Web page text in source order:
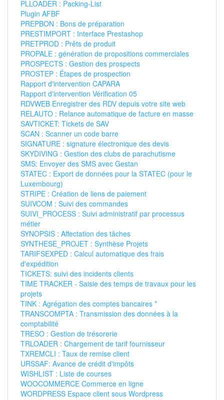
PLLOADER : Packing-List
Plugin AFBF
PREPBON : Bons de préparation
PRESTIMPORT : Interface Prestashop
PRETPROD : Prêts de produit
PROPALE : génération de propositions commerciales
PROSPECTS : Gestion des prospects
PROSTEP : Étapes de prospection
Rapport d'intervention CAPARA
Rapport d'intervention Vérification 05
RDVWEB Enregistrer des RDV depuis votre site web
RELAUTO : Relance automatique de facture en masse
SAVTICKET: Tickets de SAV
SCAN : Scanner un code barre
SIGNATURE : signature électronique des devis
SKYDIVING : Gestion des clubs de parachutisme
SMS: Envoyer des SMS avec Gestan
STATEC : Export de données pour la STATEC (pour le
Luxembourg)
STRIPE : Création de liens de paiement
SUIVCOM : Suivi des commandes
SUIVI_PROCESS : Suivi administratif par processus
métier
SYNOPSIS : Affectation des tâches
SYNTHESE_PROJET : Synthèse Projets
TARIFSEXPED : Calcul automatique des frais
d'expédition
TICKETS: suivi des incidents clients
TIME TRACKER - Saisie des temps de travaux pour les
projets
TINK : Agrégation des comptes bancaires *
TRANSCOMPTA : Transmission des données à la
comptabilité
TRESO : Gestion de trésorerie
TRLOADER : Chargement de tarif fournisseur
TXREMCLI : Taux de remise client
URSSAF: Avance de crédit d'impôts
WISHLIST : Liste de courses
WOOCOMMERCE Commerce en ligne
WORDPRESS Espace client sous Wordpress